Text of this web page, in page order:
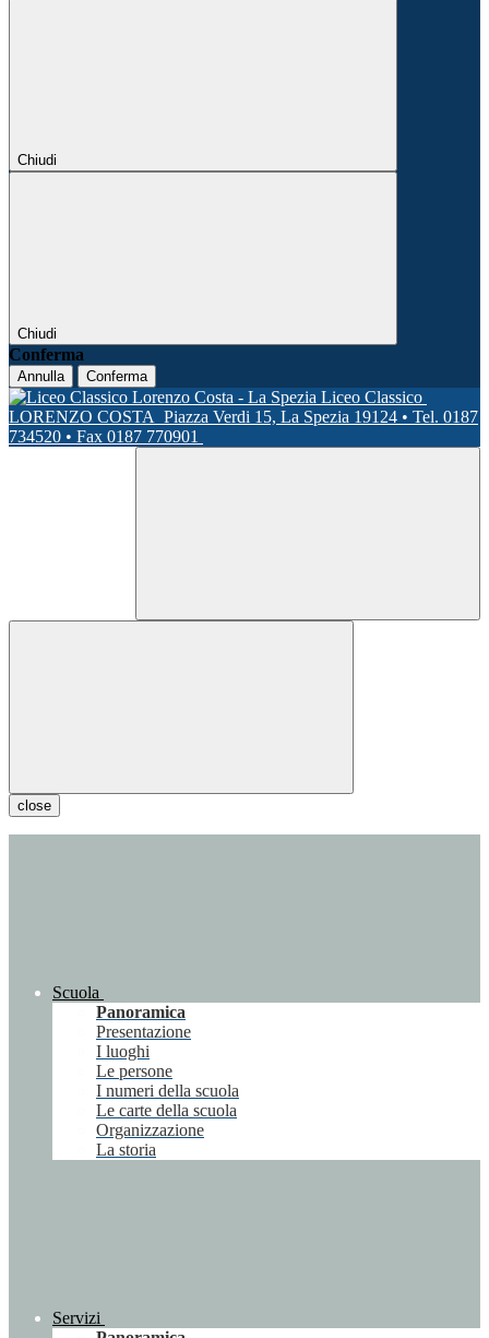
Chiudi
Chiudi
Conferma
Annulla Conferma
Liceo Classico
LORENZO COSTA Piazza Verdi 15, La Spezia 19124 • Tel. 0187
734520 • Fax 0187 770901
close
Scuola
Panoramica
Presentazione
I luoghi
Le persone
I numeri della scuola
Le carte della scuola
Organizzazione
La storia
Servizi